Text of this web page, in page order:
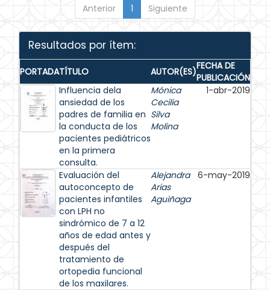
Anterior 1 Siguiente
Resultados por ítem:
PORTADATÍTULO AUTOR(ES)FECHA DE
PUBLICACIÓN
Influencia dela
ansiedad de los
padres de familia en
la conducta de los
pacientes pediátricos
en la primera
consulta.
Mónica
Cecilia
Silva
Molina
1-abr-2019
Evaluación del
autoconcepto de
pacientes infantiles
con LPH no
sindrómico de 7 a 12
años de edad antes y
después del
tratamiento de
ortopedia funcional
de los maxilares.
Alejandra
Arias
Aguiñaga
6-may-2019